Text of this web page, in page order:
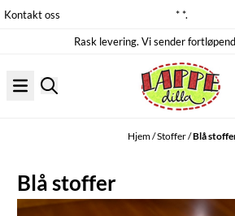
Hopp til innhold
Kontakt oss * *.
Rask levering. Vi sender
Hjem/Stoffer/Blå
Blå stoffer